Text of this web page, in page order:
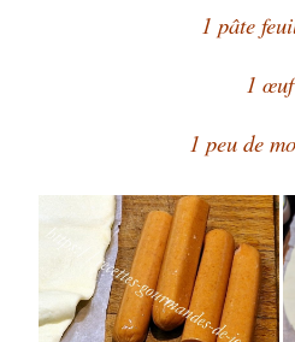
1 pâte
1 œuf
1 peu de